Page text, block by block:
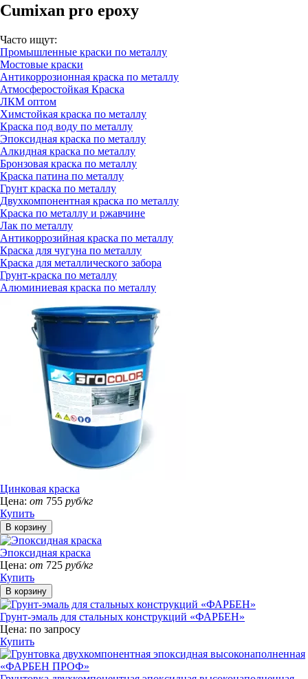
Сumixan pro epoxy
Часто ищут:
Промышленные краски по металлу
Мостовые краски
Антикоррозионная краска по металлу
Атмосферостойкая Краска
ЛКМ оптом
Химстойкая краска по металлу
Краска под воду по металлу
Эпоксидная краска по металлу
Алкидная краска по металлу
Бронзовая краска по металлу
Краска патина по металлу
Грунт краска по металлу
Двухкомпонентная краска по металлу
Краска по металлу и ржавчине
Лак по металлу
Антикоррозийная краска по металлу
Краска для чугуна по металлу
Краска для металлического забора
Грунт-краска по металлу
Алюминиевая краска по металлу
Цинковая краска
Цена: от 755 руб/кг
Купить
Эпоксидная краска
Цена: от 725 руб/кг
Купить
Грунт-эмаль для стальных конструкций «ФАРБЕН»
Цена: по запросу
Купить